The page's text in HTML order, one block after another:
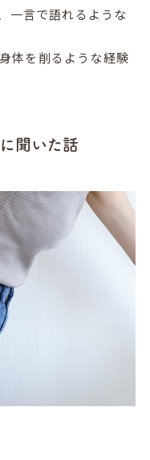
一言で語れるような
体を削るような経験
聞いた話